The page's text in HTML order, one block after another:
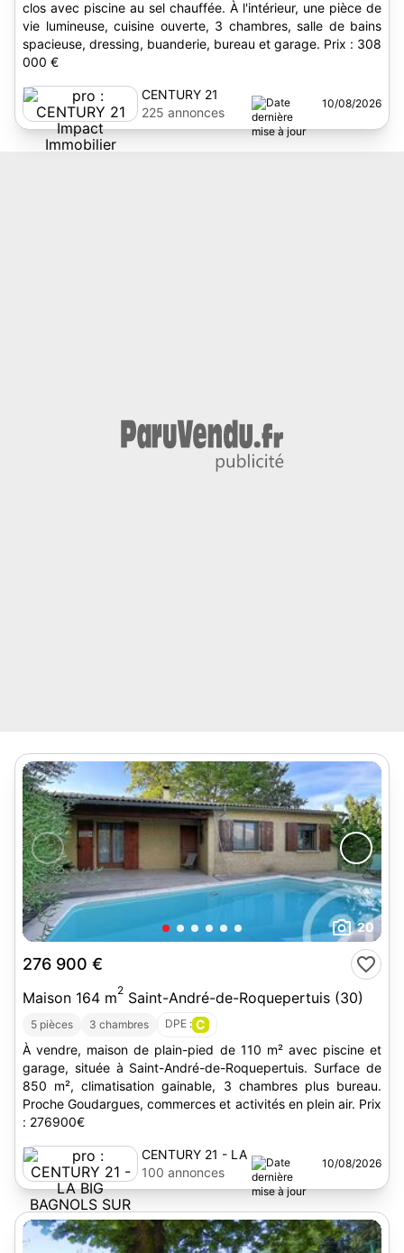
clos avec piscine au sel chauffée. À l'intérieur, une pièce de
vie lumineuse, cuisine ouverte, 3 chambres, salle de bains
spacieuse, dressing, buanderie, bureau et garage. Prix : 308
000 €
CENTURY 21
Impact Immobilier
225 annonces
10/08/2026
20
276 900 €
Maison 164 m2 Saint-André-de-Roquepertuis (30)
5 pièces 3 chambres DPE : C
À vendre, maison de plain-pied de 110 m² avec piscine et
garage, située à Saint-André-de-Roquepertuis. Surface de
850 m², climatisation gainable, 3 chambres plus bureau.
Proche Goudargues, commerces et activités en plein air. Prix
: 276900€
CENTURY 21 - LA
BIG BAGNOLS
SUR CEZE
100 annonces
10/08/2026